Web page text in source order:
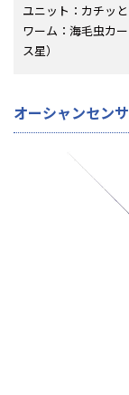
ユニット：カチッ
ワーム：海毛虫カ
ス星）
オーシャンセン